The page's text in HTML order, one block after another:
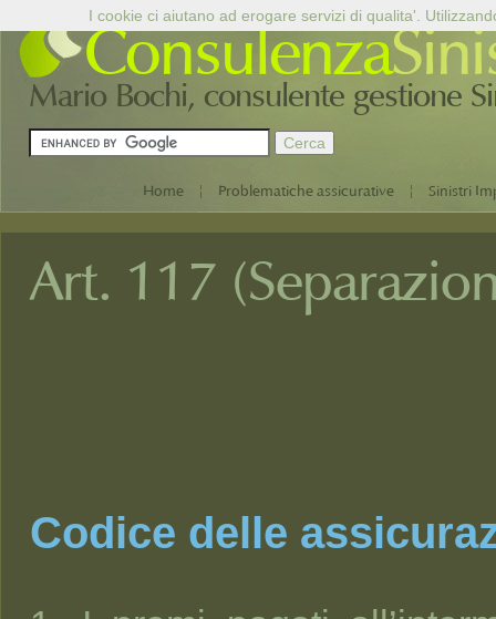
Consulenza
Mario Bochi, consulente gestione
Home | Problematiche assicurative | Sinistri
Art. 117
Codice delle
I cookie ci aiutano ad erogare servizi di qualita'.